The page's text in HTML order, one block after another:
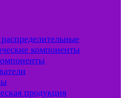
компоненты
продукция